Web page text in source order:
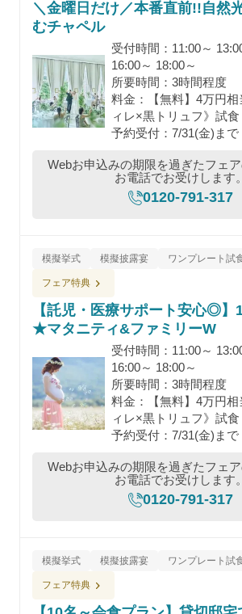
＼金曜日だけ／本番直前!!自然
むチャペル
受付時間：11:00～
16:00～ 18:00～
所要時間：3時間程度
料金：【無料】4万円相
ィレ×黒トリュフ》試食
予約受付：7/31(金)まで
Webお申込みの期限を過ぎたフェア
お電話でお受けします。
0120-791-317
模擬挙式 模擬披露宴 ワンプレート試
フェア特典
【託児・医療サポート安心◎】
★マタニティ&ファミリーW
受付時間：11:00～
16:00～ 18:00～
所要時間：3時間程度
料金：【無料】4万円相
ィレ×黒トリュフ》試食
予約受付：7/31(金)まで
Webお申込みの期限を過ぎたフェア
お電話でお受けします。
0120-791-317
模擬挙式 模擬披露宴 ワンプレート試
フェア特典